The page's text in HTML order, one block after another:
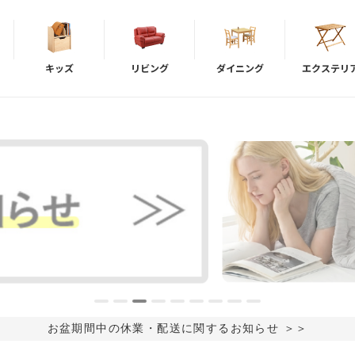
キッズ リビング ダイニング エクステリ
お盆期間中の休業・配送に関するお知らせ ＞＞